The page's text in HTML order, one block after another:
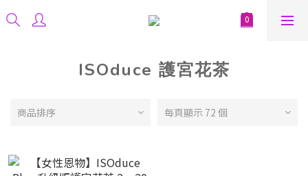
ISOduce 護宮花茶
商品排序 每頁顯示 72 個